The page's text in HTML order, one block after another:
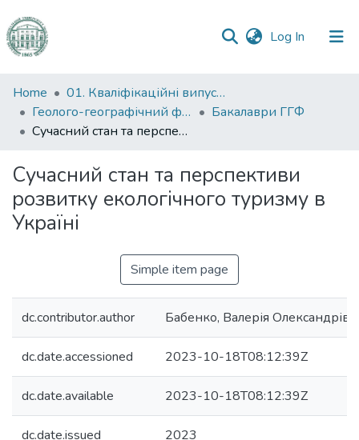
Log In (current)
Communities
&
Collections
Statistics
Home
01. Кваліфікаційні випускні роботи здобувачів вищої освіти
Геолого-географічний факультет
Бакалаври ГГФ
Сучасний стан та перспективи розвитку екологічного туризму в Україні
Сучасний стан та перспективи
розвитку екологічного туризму в
Україні
Simple item page
dc.contributor.author Бабенко, Валерія
dc.date.accessioned 2023-10-18T08:12:39Z
dc.date.available 2023-10-18T08:12:39Z
dc.date.issued 2023